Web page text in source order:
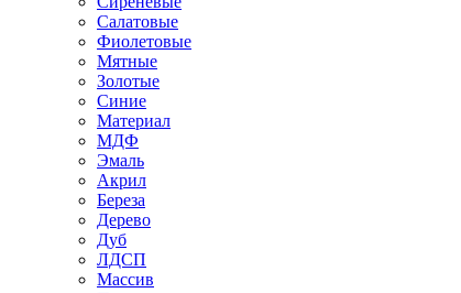
Салатовые
Фиолетовые
Мятные
Золотые
Синие
Материал
МДФ
Эмаль
Акрил
Береза
Дерево
Дуб
ЛДСП
Массив